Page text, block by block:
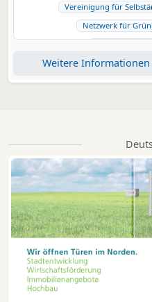
Vereinigung für
Netzwerk für
Gemeinschaft für
Business-
Weitere